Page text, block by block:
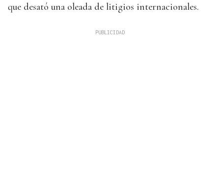
que desató una oleada de litigios internacionales.